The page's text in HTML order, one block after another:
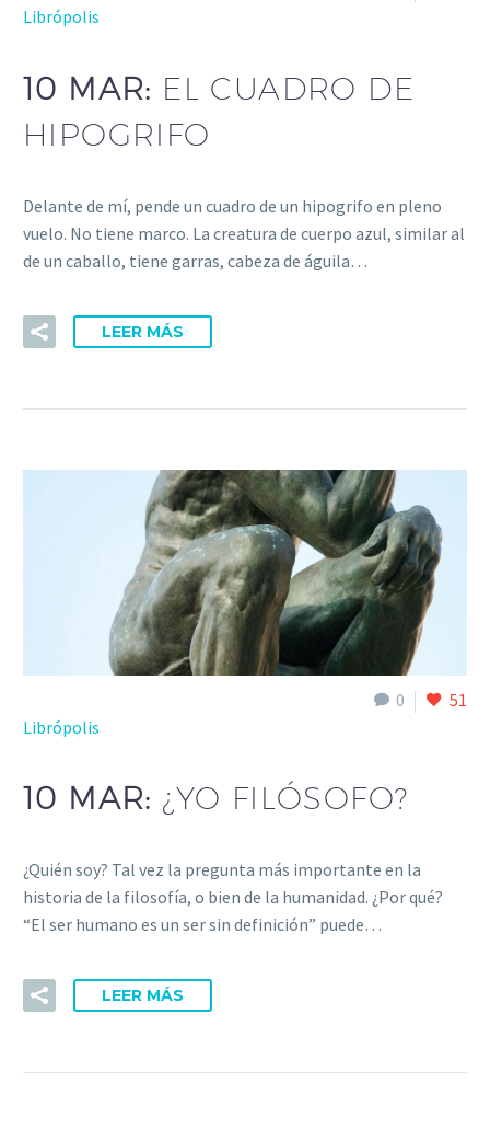
Librópolis
10 MAR: EL CUADRO DE
HIPOGRIFO
Delante de mí, pende un cuadro de un hipogrifo en pleno
vuelo. No tiene marco. La creatura de cuerpo azul, similar al
de un caballo, tiene garras, cabeza de águila…
LEER MÁS
0
51
Librópolis
10 MAR: ¿YO FILÓSOFO?
¿Quién soy? Tal vez la pregunta más importante en la
historia de la filosofía, o bien de la humanidad. ¿Por qué?
“El ser humano es un ser sin definición” puede…
LEER MÁS